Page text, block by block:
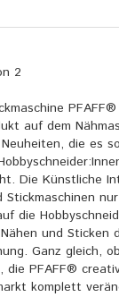
2
auf dem
die es
Die Künstliche
Stickmaschinen
die
und Sticken
Ganz gleich,
die PFAFF®
komplett